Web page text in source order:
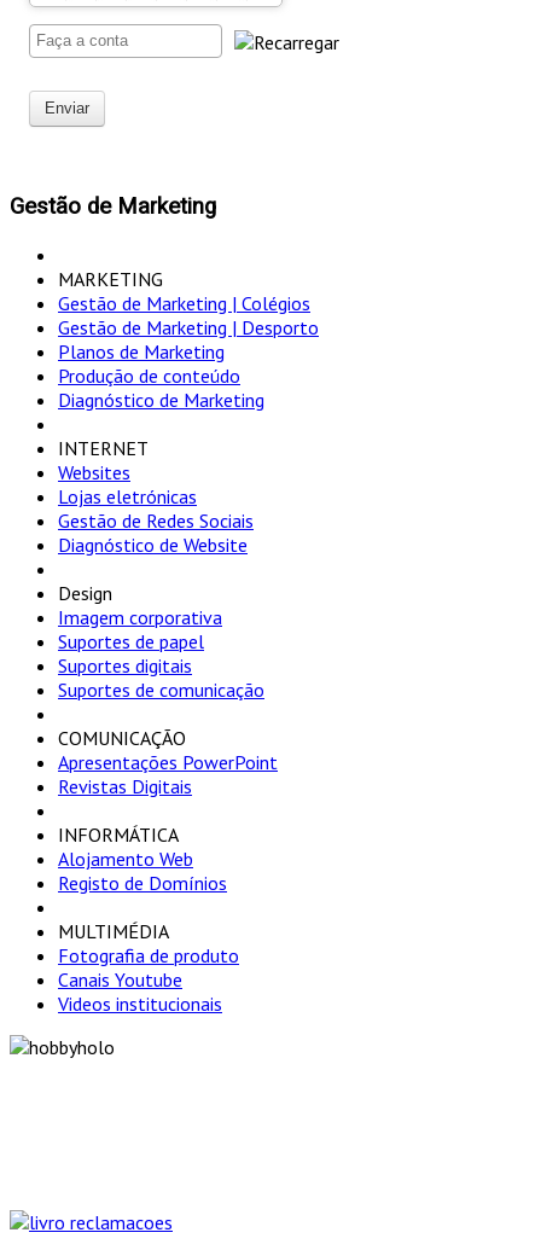
Enviar
Gestão de Marketing
MARKETING
Gestão de Marketing | Colégios
Gestão de Marketing | Desporto
Planos de Marketing
Produção de conteúdo
Diagnóstico de Marketing
INTERNET
Websites
Lojas eletrónicas
Gestão de Redes Sociais
Diagnóstico de Website
Design
Imagem corporativa
Suportes de papel
Suportes digitais
Suportes de comunicação
COMUNICAÇÃO
Apresentações PowerPoint
Revistas Digitais
INFORMÁTICA
Alojamento Web
Registo de Domínios
MULTIMÉDIA
Fotografia de produto
Canais Youtube
Videos institucionais